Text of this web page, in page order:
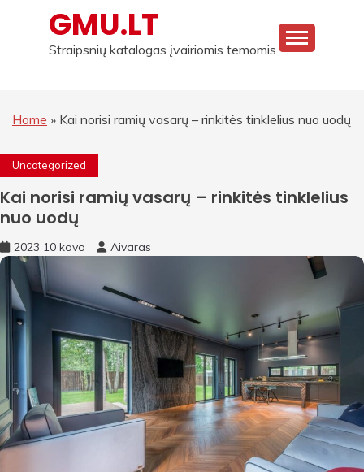
GMU.LT
Straipsnių katalogas įvairiomis temomis
Home » Kai norisi ramių vasarų – rinkitės tinklelius nuo uodų
Uncategorized
Kai norisi ramių vasarų – rinkitės tinklelius
nuo uodų
2023 10 kovo Aivaras